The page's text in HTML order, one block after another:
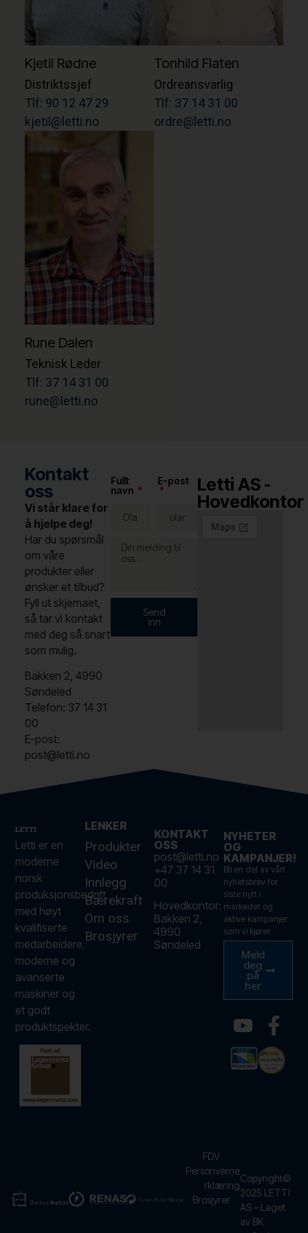
Kjetil Rødne
Distriktssjef
Tlf: 90 12 47 29
kjetil@letti.no
Tonhild Flaten
Ordreansvarlig
Tlf: 37 14 31 00
ordre@letti.no
Rune Dalen
Teknisk Leder
Tlf: 37 14 31 00
rune@letti.no
Kontakt
oss
Vi står klare for
å hjelpe deg!
Har du spørsmål
om våre
produkter eller
ønsker et tilbud?
Fyll ut skjemaet,
så tar vi kontakt
med deg så snart
som mulig.
Bakken 2, 4990
Søndeled
Telefon: 37 14 31
00
E-post:
post@letti.no
Fullt
navn
E-post
Send
inn
Letti AS -
Hovedkontor
Letti er en
moderne
norsk
produksjonsbedrift
med høyt
kvalifiserte
medarbeidere,
moderne og
avanserte
maskiner og
et godt
produktspekter.
LENKER
Produkter
Video
Innlegg
Bærekraft
Om oss
Brosjyrer
KONTAKT
OSS
post@letti.no
+47 37 14 31
00
Hovedkontor:
Bakken 2,
4990
Søndeled
NYHETER
OG
KAMPANJER!
Bli en del av vårt
nyhetsbrev for
siste nytt i
markedet og
aktive kampanjer
som vi kjører.
Meld
deg
på
her
Copyright©
2025 LETTI
AS – Laget
av BK
FDV
Personverne
rklæring
Brosjyrer